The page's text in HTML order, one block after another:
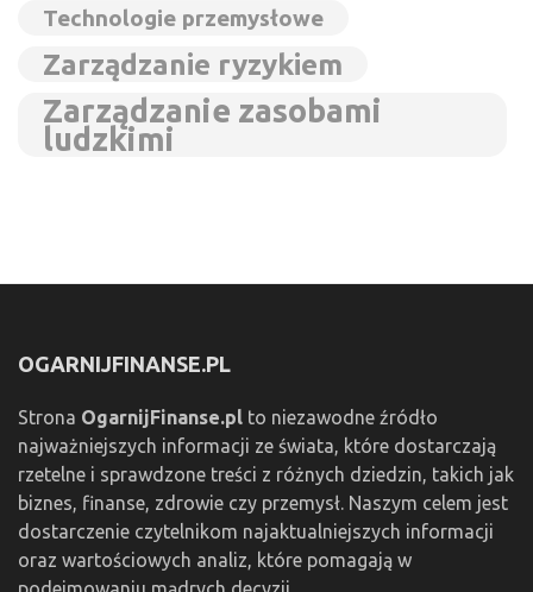
Technologie przemysłowe
Zarządzanie ryzykiem
Zarządzanie zasobami
ludzkimi
OGARNIJFINANSE.PL
Strona OgarnijFinanse.pl to niezawodne źródło
najważniejszych informacji ze świata, które dostarczają
rzetelne i sprawdzone treści z różnych dziedzin, takich jak
biznes, finanse, zdrowie czy przemysł. Naszym celem jest
dostarczenie czytelnikom najaktualniejszych informacji
oraz wartościowych analiz, które pomagają w